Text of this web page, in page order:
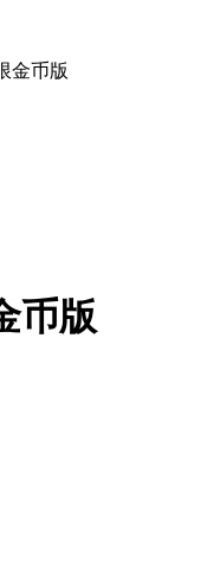
金币版
币版